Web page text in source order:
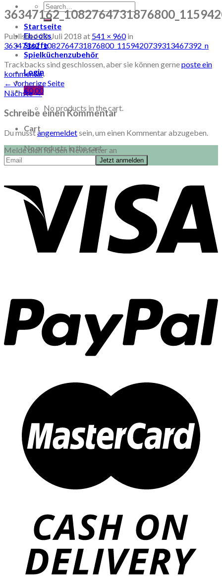
Search
for:
Startseite
Ebooks
Stoffe
Spielküchenzubehör
Login
€0,00
No products in the cart.
Cart
No products in the cart.
Published20. Juli 2018 at 541 × 960in
36347162_1082764731876800_1159420739313467392_n
Trackbacks sind geschlossen, aber sie können gerneposte ein
kommentar.
← vorherige Seite
Nächste→
Schreibe einen Kommentar
Du musstangemeldetsein, um einen Kommentar abzugeben.
Melde dich für den Newsletter an